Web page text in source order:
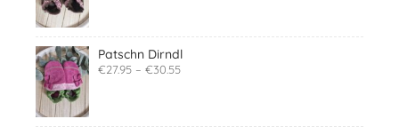
Patschn Dirndl
€27.95 – €30.55